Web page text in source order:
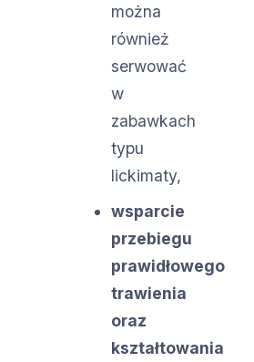
można
również
serwować
w
zabawkach
typu
lickimaty,
wsparcie
przebiegu
prawidłowego
trawienia
oraz
kształtowania